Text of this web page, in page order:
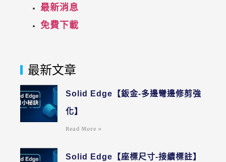
最新消息
免費下載
最新文章
Solid Edge【鈑金-多邊彎邊修剪強
化】
Read More »
Solid Edge【座標尺寸-接續標註】